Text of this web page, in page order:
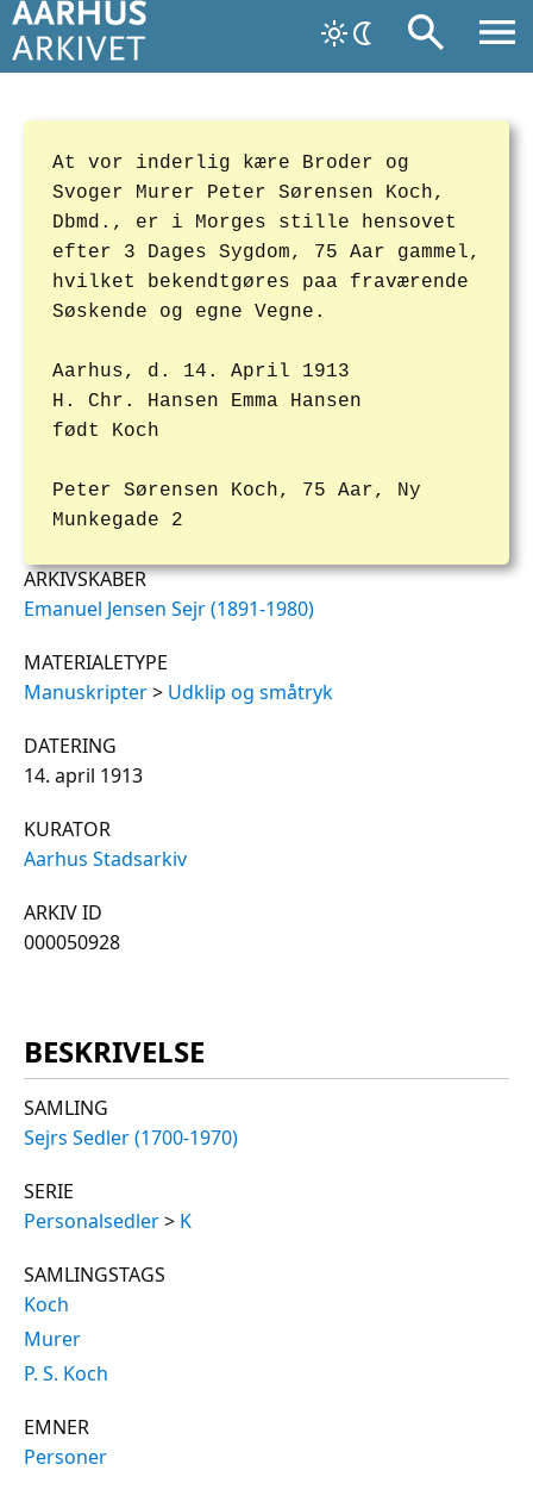
At vor inderlig kære Broder og
Svoger Murer Peter Sørensen Koch,
Dbmd., er i Morges stille hensovet
efter 3 Dages Sygdom, 75 Aar gammel,
hvilket bekendtgøres paa fraværende
Søskende og egne Vegne.
Aarhus, d. 14. April 1913
H. Chr. Hansen Emma Hansen
født Koch
Peter Sørensen Koch, 75 Aar, Ny
Munkegade 2
ARKIVSKABER
Emanuel Jensen Sejr (1891-1980)
MATERIALETYPE
Manuskripter> Udklip og småtryk
DATERING
14. april 1913
KURATOR
Aarhus Stadsarkiv
ARKIV ID
000050928
BESKRIVELSE
SAMLING
Sejrs Sedler (1700-1970)
SERIE
Personalsedler> K
SAMLINGSTAGS
Koch
Murer
P. S. Koch
EMNER
Personer